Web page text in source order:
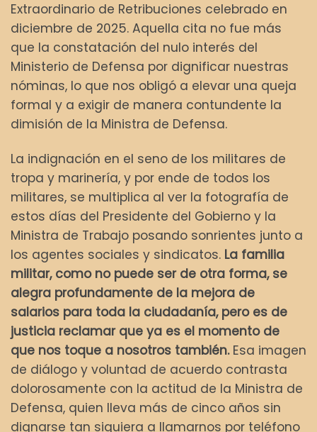
Extraordinario de Retribuciones celebrado en
diciembre de 2025. Aquella cita no fue más
que la constatación del nulo interés del
Ministerio de Defensa por dignificar nuestras
nóminas, lo que nos obligó a elevar una queja
formal y a exigir de manera contundente la
dimisión de la Ministra de Defensa.
La indignación en el seno de los militares de
tropa y marinería, y por ende de todos los
militares, se multiplica al ver la fotografía de
estos días del Presidente del Gobierno y la
Ministra de Trabajo posando sonrientes junto a
los agentes sociales y sindicatos. La familia
militar, como no puede ser de otra forma, se
alegra profundamente de la mejora de
salarios para toda la ciudadanía, pero es de
justicia reclamar que ya es el momento de
que nos toque a nosotros también.Esa imagen
de diálogo y voluntad de acuerdo contrasta
dolorosamente con la actitud de la Ministra de
Defensa, quien lleva más de cinco años sin
dignarse tan siquiera a llamarnos por teléfono